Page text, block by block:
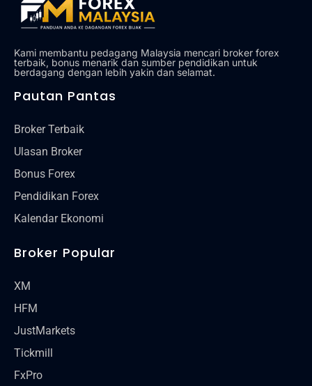
Kami membantu pedagang Malaysia mencari broker forex
terbaik, bonus menarik dan sumber pendidikan untuk
berdagang dengan lebih yakin dan selamat.
Pautan Pantas
Broker Terbaik
Ulasan Broker
Bonus Forex
Pendidikan Forex
Kalendar Ekonomi
Broker Popular
XM
HFM
JustMarkets
Tickmill
FxPro